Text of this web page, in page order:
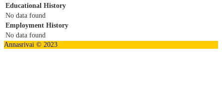
Educational History
No data found
Employment History
No data found
Annasrivai © 2023